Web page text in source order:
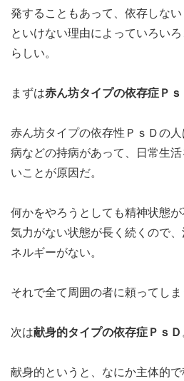
発することもあって、依存しない
といけない理由によっていろい
らしい。
まずは赤ん坊タイプの依存症Ｐｓ
赤ん坊タイプの依存性ＰｓＤの
病などの持病があって、日常生
いことが原因だ。
何かをやろうとしても精神状態
気力がない状態が長く続くので
ネルギーがない。
それで全て周囲の者に頼ってしま
次は献身的タイプの依存症ＰｓＤ
献身的というと、なにか主体的